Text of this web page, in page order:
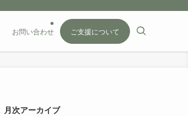
お問い合わせ ご支援について
月次アーカイブ